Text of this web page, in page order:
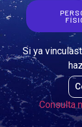
Si ya
Consulta